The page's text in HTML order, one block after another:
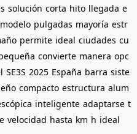
solución corta hito llegada e
modelo pulgadas mayoría estr
permite ideal ciudades cu
convierte manera opc
SE3S 2025 España barra siste
compacto estructura alum
inteligente adaptarse t
velocidad hasta km h ideal